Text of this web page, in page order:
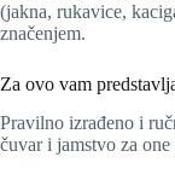
(jakna, rukavice,
značenjem.
Za ovo vam
Pravilno izrađeno i
čuvar i jamstvo za